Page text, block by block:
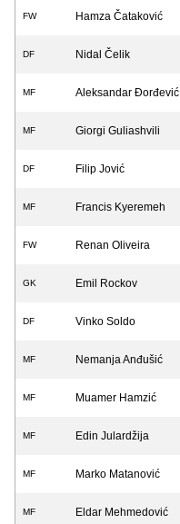
FW Hamza Čataković
DF Nidal Čelik
MF Aleksandar Đorđević
MF Giorgi Guliashvili
DF Filip Jović
MF Francis Kyeremeh
FW Renan Oliveira
GK Emil Rockov
DF Vinko Soldo
MF Nemanja Anđušić
MF Muamer Hamzić
MF Edin Julardžija
MF Marko Matanović
MF Eldar Mehmedović